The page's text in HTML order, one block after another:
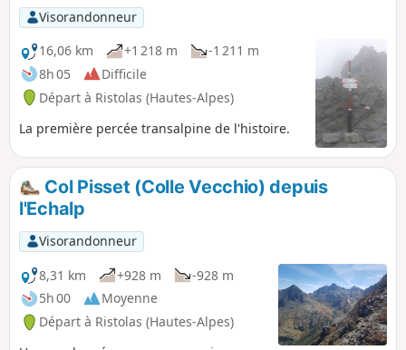
Visorandonneur
16,06 km
+1 218 m
-1 211 m
8h 05
Difficile
Départ à Ristolas (Hautes-Alpes)
La première percée transalpine de l'histoire.
Col Pisset (Colle Vecchio) depuis
l'Echalp
Visorandonneur
8,31 km
+928 m
-928 m
5h 00
Moyenne
Départ à Ristolas (Hautes-Alpes)